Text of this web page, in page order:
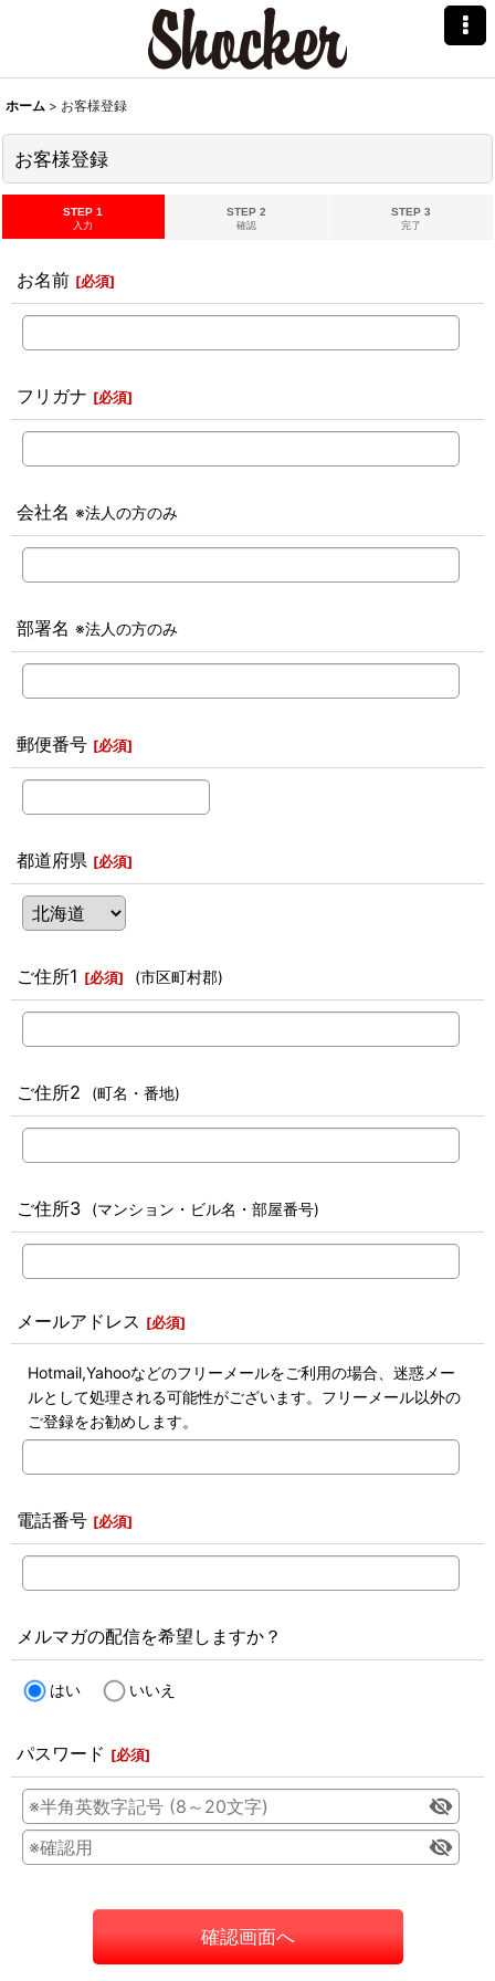
ホーム > お客様登録
お客様登録
STEP 1
入力
STEP 2
確認
STEP 3
完了
お名前 [必須]
フリガナ [必須]
会社名 ※法人の方のみ
部署名 ※法人の方のみ
郵便番号 [必須]
都道府県 [必須]
ご住所1 [必須] (市区町村郡)
ご住所2 (町名・番地)
ご住所3 (マンション・ビル名・部屋番号)
メールアドレス [必須]
Hotmail,Yahooなどのフリーメールをご利用の場合、迷惑メー
ルとして処理される可能性がございます。フリーメール以外の
ご登録をお勧めします。
電話番号 [必須]
メルマガの配信を希望しますか？
はい いいえ
パスワード [必須]
確認画面へ